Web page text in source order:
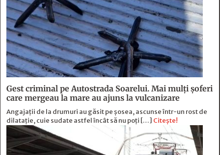
Gest criminal pe Autostrada Soarelui. Mai mulți șoferi
care mergeau la mare au ajuns la vulcanizare
Angajaţii de la drumuri au găsit pe şosea, ascunse într-un rost de
dilataţie, cuie sudate astfel încât să nu poţi […] Citește!